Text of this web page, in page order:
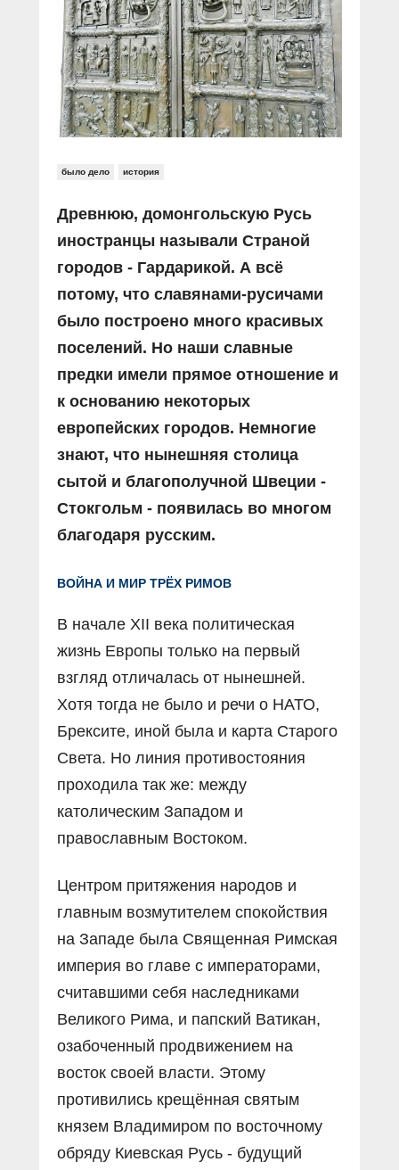
Социальные ролики
Документальные фильмы
Прямой разговор
В знании сила
Специальный репортаж
КиберПОСТОВОЙ
Газета «Щит и меч»
Журнал «Полиция России»
О ПОРТАЛЕ
Контакты
Вакансии
было дело история
Древнюю, домонгольскую Русь
иностранцы называли Страной
городов - Гардарикой. А всё
потому, что славянами-русичами
было построено много красивых
поселений. Но наши славные
предки имели прямое отношение и
к основанию некоторых
европейских городов. Немногие
знают, что нынешняя столица
сытой и благополучной Швеции -
Стокгольм - появилась во многом
благодаря русским.
ВОЙНА И МИР ТРЁХ РИМОВ
В начале XII века политическая
жизнь Европы только на первый
взгляд отличалась от нынешней.
Хотя тогда не было и речи о НАТО,
Брексите, иной была и карта Старого
Света. Но линия противостояния
проходила так же: между
католическим Западом и
православным Востоком.
Центром притяжения народов и
главным возмутителем спокойствия
на Западе была Священная Римская
империя во главе с императорами,
считавшими себя наследниками
Великого Рима, и папский Ватикан,
озабоченный продвижением на
восток своей власти. Этому
противились крещённая святым
князем Владимиром по восточному
обряду Киевская Русь - будущий